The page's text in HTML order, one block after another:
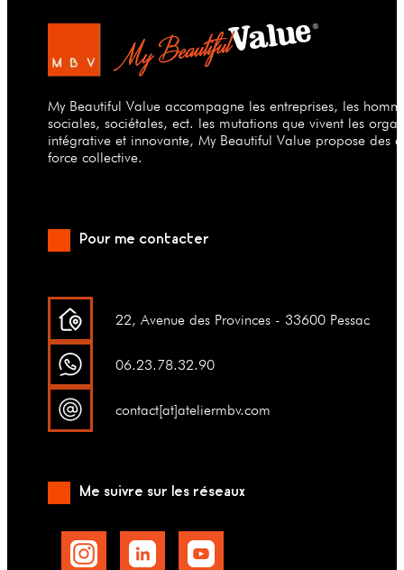
My Beautiful Value accompagne les entreprises, les
sociales, sociétales, ect. les mutations que vivent les
intégrative et innovante, My Beautiful Value propose des
force collective.
Pour me contacter
22, Avenue des Provinces - 33600 Pessac
06.23.78.32.90
contact[at]ateliermbv.com
Me suivre sur les réseaux